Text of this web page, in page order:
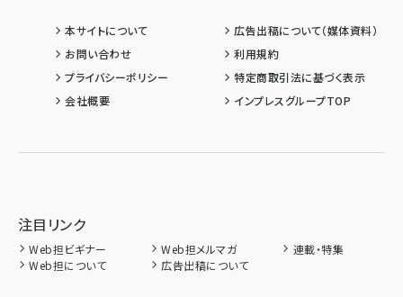
本サイトについて
広告出稿について（媒体資料）
お問い合わせ
利用規約
プライバシーポリシー
特定商取引法に基づく表示
会社概要
インプレスグループTOP
注目リンク
Web担ビギナー Web担メルマガ
連載・特集
Web担について
広告出稿について